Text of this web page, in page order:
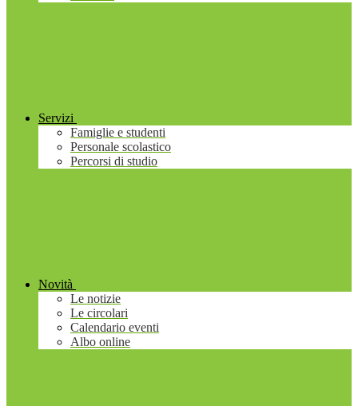
Servizi
Famiglie e studenti
Personale scolastico
Percorsi di studio
Novità
Le notizie
Le circolari
Calendario eventi
Albo online